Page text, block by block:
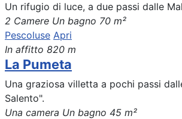
Un rifugio di luce, a due passi dalle
2 Camere Un bagno 70 m²
Pescoluse Apri
In affitto 820 m
La Pumeta
Una graziosa villetta a pochi passi
Salento".
Una camera Un bagno 45 m²